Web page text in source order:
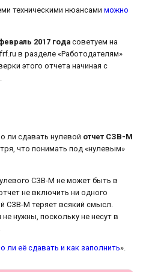
техническими нюансами можно
2017 года советуем на
в разделе «Работодателям»
этого отчета начиная с
ли сдавать нулевой отчет СЗВ-М
что понимать под «нулевым»
СЗВ-М не может быть в
не включить ни одного
СЗВ-М теряет всякий смысл.
нужны, поскольку не несут в
ли её сдавать и как заполнить».